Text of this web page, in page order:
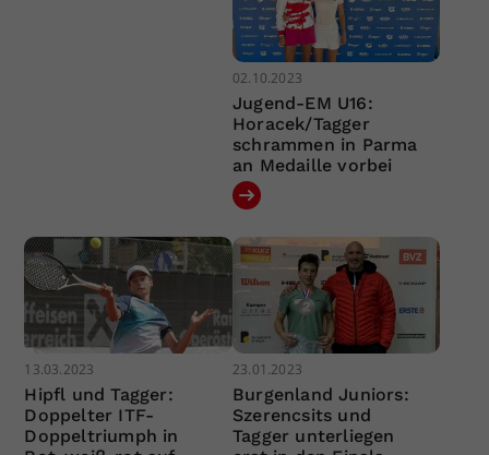
02.10.2023
Jugend-EM U16:
Horacek/Tagger
schrammen in Parma
an Medaille vorbei
13.03.2023
Hipfl und Tagger:
Doppelter ITF-
Doppeltriumph in
23.01.2023
Burgenland Juniors:
Szerencsits und
Tagger unterliegen